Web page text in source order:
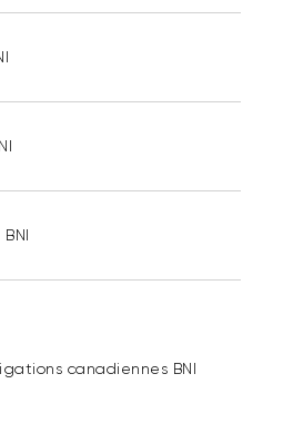
canadiennes BNI